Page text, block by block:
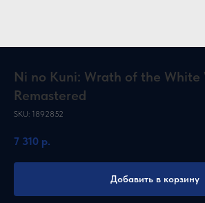
Ni no Kuni: Wrath of the White
Remastered
SKU: 1892852
7 310 р.
Добавить в корзину